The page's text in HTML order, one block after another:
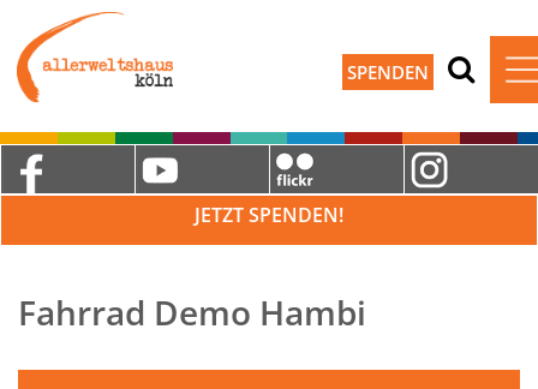
SPENDEN
JETZT SPENDEN!
Fahrrad Demo Hambi